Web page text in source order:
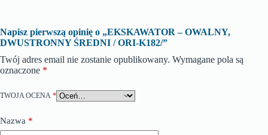
Napisz pierwszą opinię o „EKSKAWATOR – OWALNY,
DWUSTRONNY ŚREDNI / ORI-K182/”
Twój adres email nie zostanie opublikowany. Wymagane pola są
oznaczone *
TWOJA OCENA *
Nazwa *